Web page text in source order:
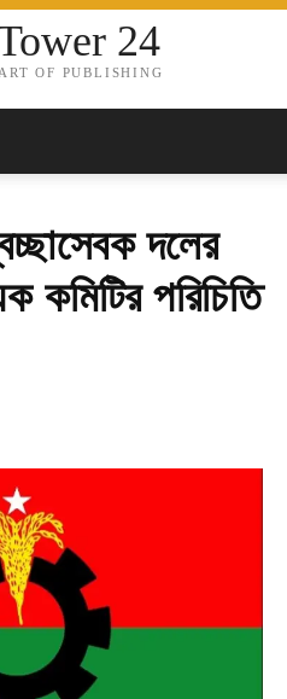
24
OF PUBLISHING
দলের
কমিটির পরিচিতি